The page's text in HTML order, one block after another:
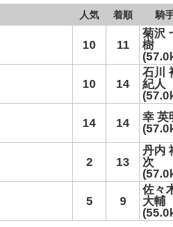
人気 着順 騎
10 11
菊沢
樹
10 14
石川
紀人
14 14
幸 英
2 13
丹内
次
5 9
佐々
大輔